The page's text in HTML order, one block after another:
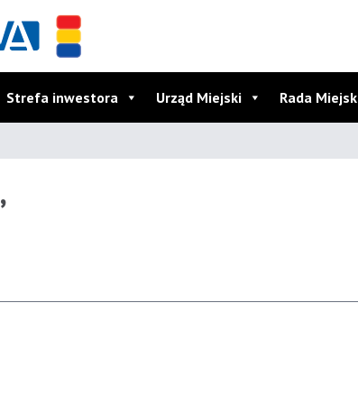
Strefa inwestora Urząd Miejski Rada